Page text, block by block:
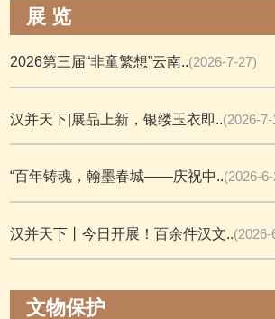
展 览
2026第三届“非童繁想”云南..(2026-7-27)
汉并天下|展品上新，银缕玉衣即..(2026-7-
“百年铸魂，翰墨春城——庆祝中..(2026-
汉并天下丨今日开展！百余件汉文..(2026-
文物保护